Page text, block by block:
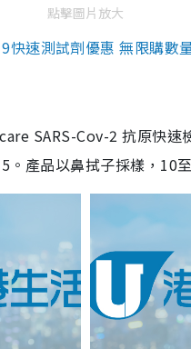
點擊圖片放大
快速測試劑優惠 無限購數
SARS-Cov-2 抗原快
產品以鼻拭子採樣，10